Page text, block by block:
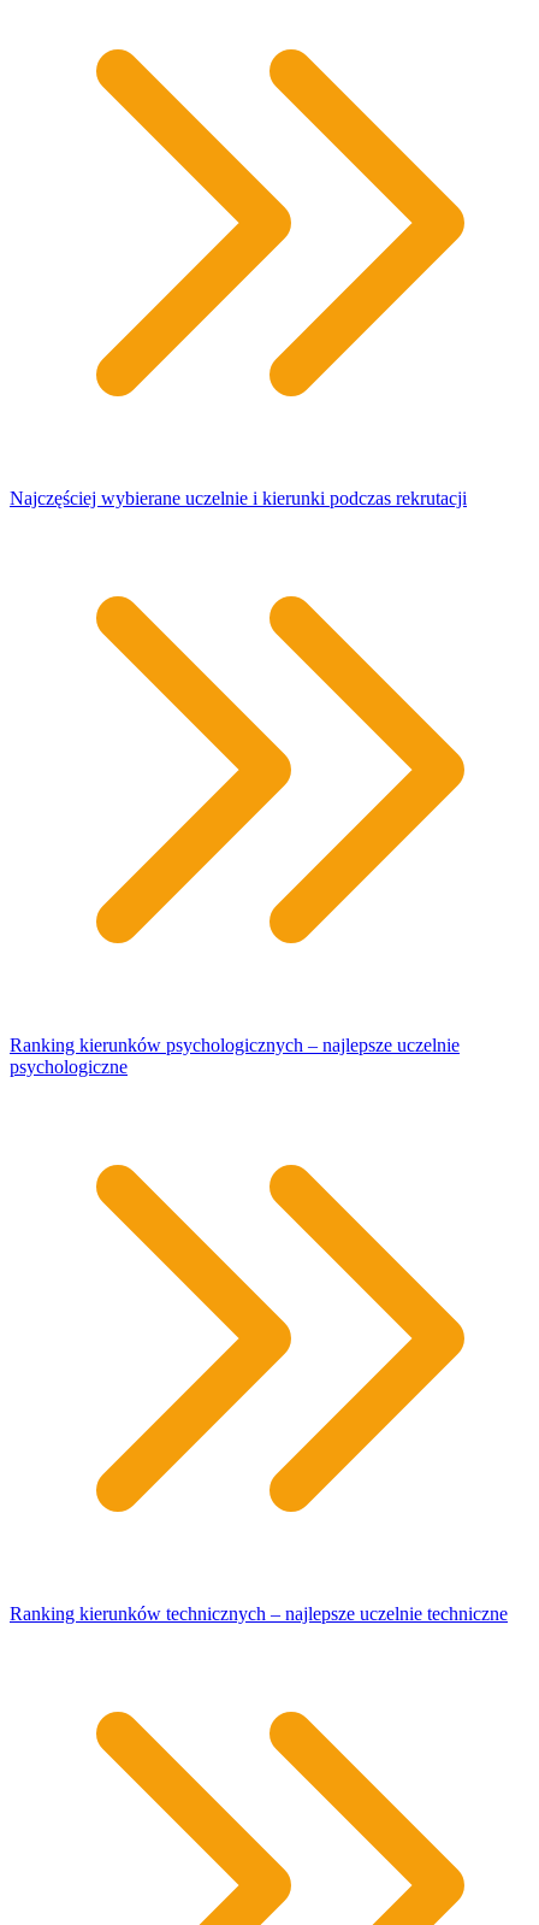
Najczęściej wybierane uczelnie i kierunki podczas rekrutacji
Ranking kierunków psychologicznych – najlepsze uczelnie
psychologiczne
Ranking kierunków technicznych – najlepsze uczelnie techniczne